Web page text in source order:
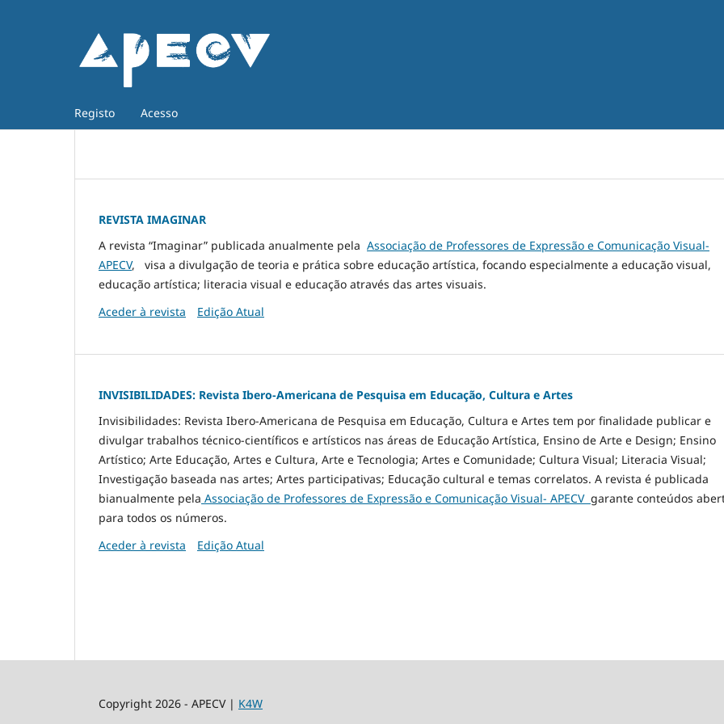
Registo Acesso
REVISTA IMAGINAR
A revista “Imaginar” publicada anualmente pela Associação de Professores de Expressão e Comunicação Visual-
APECV, visa a divulgação de teoria e prática sobre educação artística, focando especialmente a educação visual,
educação artística; literacia visual e educação através das artes visuais.
Aceder à revista
Edição Atual
INVISIBILIDADES: Revista Ibero-Americana de Pesquisa em Educação, Cultura e Artes
Invisibilidades: Revista Ibero-Americana de Pesquisa em Educação, Cultura e Artes tem por finalidade publicar e
divulgar trabalhos técnico-científicos e artísticos nas áreas de Educação Artística, Ensino de Arte e Design; Ensino
Artístico; Arte Educação, Artes e Cultura, Arte e Tecnologia; Artes e Comunidade; Cultura Visual; Literacia Visual;
Investigação baseada nas artes; Artes participativas; Educação cultural e temas correlatos. A revista é publicada
bianualmente pela Associação de Professores de Expressão e Comunicação Visual- APECV garante conteúdos
para todos os números.
Aceder à revista
Edição Atual
Copyright 2026 - APECV | K4W